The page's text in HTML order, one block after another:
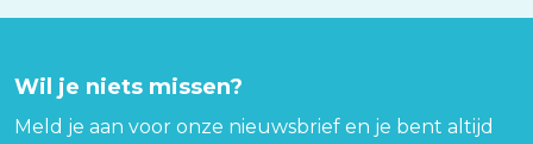
Wil je niets missen?
Meld je aan voor onze nieuwsbrief en je bent altijd